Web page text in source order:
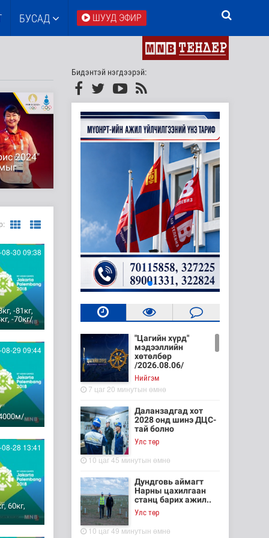
БУСАД ШУУД ЭФИР
2024"
-81кг,
-70кг/
30 09:38
29 09:44
60кг,
28 13:41
Бидэнтэй нэгдээрэй:
"Цагийн хүрд"
мэдээллийн
хөтөлбөр
/2026.08.06/
Нийгэм
7 цаг 20 минутын өмнө
Даланзадгад хот
2028 онд шинэ ДЦС-
тай болно
Улс төр
10 цаг 45 минутын өмнө
Дундговь аймагт
Нарны цахилгаан
станц барих ажил..
Улс төр
10 цаг 49 минутын өмнө